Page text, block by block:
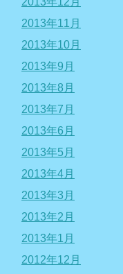
2013年11月
2013年10月
2013年9月
2013年8月
2013年7月
2013年6月
2013年5月
2013年4月
2013年3月
2013年2月
2013年1月
2012年12月